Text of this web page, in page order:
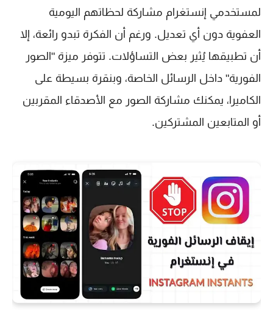
لمستخدمي إنستغرام مشاركة لحظاتهم اليومية
العفوية دون أي تعديل. ورغم أن الفكرة تبدو رائعة، إلا
أن تطبيقها يُثير بعض التساؤلات. تتوفر ميزة "الصور
الفورية" داخل الرسائل الخاصة، وبنقرة بسيطة على
الكاميرا، يمكنك مشاركة الصور مع الأصدقاء المقربين
أو المتابعين المشتركين.